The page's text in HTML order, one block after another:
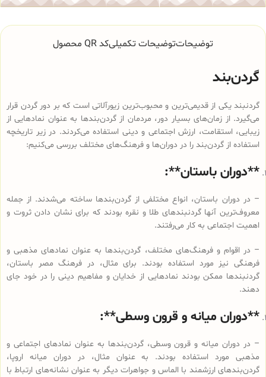
توضیحاتتوضیحات تکمیلیکد QR محصول
گردن‌بند
گردنبند یکی از قدیمی‌ترین و محبوب‌ترین زیورآلاتی است که بر دور گردن قرار
می‌گیرد. از زمان‌های بسیار دور، مردمان از گردن‌بندها به عنوان نمادهایی از
زیبایی، استقامت، ارزش اجتماعی و دینی استفاده می‌کردند. در زیر تاریخچه
استفاده از گردن‌بند را در دوران‌ها و فرهنگ‌های مختلف بررسی می‌کنیم:
**دوران باستان**:
– در دوران باستان، انواع مختلفی از گردن‌بندها ساخته می‌شدند. از جمله
معروف‌ترین آنها گردنبندهای طلا و نقره بودند که برای نشان دادن ثروت و
اهمیت اجتماعی به کار می‌رفتند.
– در اقوام و فرهنگ‌های مختلف، گردن‌بندها به عنوان نمادهای مذهبی و
فرهنگی نیز مورد استفاده بودند. برای مثال، در فرهنگ مصر باستان،
گردنبندها ممکن بودند نمادهایی از خدایان و مفاهیم دینی را در خود جای
دهند.
**دوران میانه و قرون وسطی**:
– در دوران میانه و قرون وسطی، گردن‌بندها به عنوان نمادهای اجتماعی و
مذهبی مورد استفاده بودند. به عنوان مثال، در دوران میانه اروپا،
گردن‌بندهای ارزشمند با الماس و جواهرات دیگر به عنوان نشانه‌های ارتباط با